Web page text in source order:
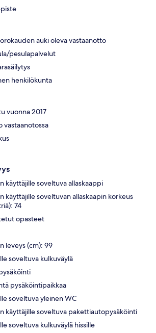
auki oleva vastaanotto
pesulapalvelut
henkilökunta
vuonna 2017
vastaanotossa
käyttäjille soveltuva allaskaappi
käyttäjille soveltuvan allaskaapin korkeus
74
opasteet
leveys (cm): 99
soveltuva kulkuväylä
pysäköintipaikkaa
soveltuva yleinen WC
käyttäjille soveltuva pakettiautopysäköinti
soveltuva kulkuväylä hissille